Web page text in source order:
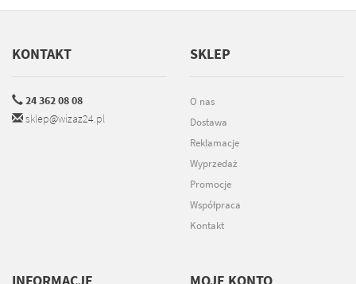
KONTAKT
24 362 08 08
sklep@wizaz24.pl
SKLEP
O nas
Dostawa
Reklamacje
Wyprzedaż
Promocje
Współpraca
Kontakt